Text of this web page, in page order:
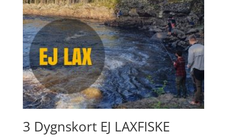
3 Dygnskort EJ LAXFISKE